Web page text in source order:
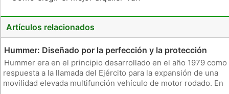
Artículos relacionados
Hummer: Diseñado por la perfección y la protección
Hummer era en el principio desarrollado en el año 1979 como
respuesta a la llamada del Ejército para la expansión de una
movilidad elevada multifunción vehículo de motor rodado. En